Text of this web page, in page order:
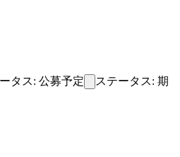
タス: 公募予定
ステータス: 期